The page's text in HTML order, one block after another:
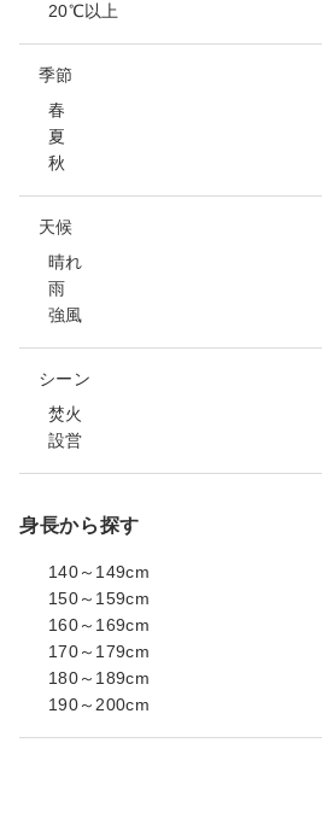
20℃以上
季節
春
夏
秋
天候
晴れ
雨
強風
シーン
焚火
設営
身長から探す
140～149cm
150～159cm
160～169cm
170～179cm
180～189cm
190～200cm